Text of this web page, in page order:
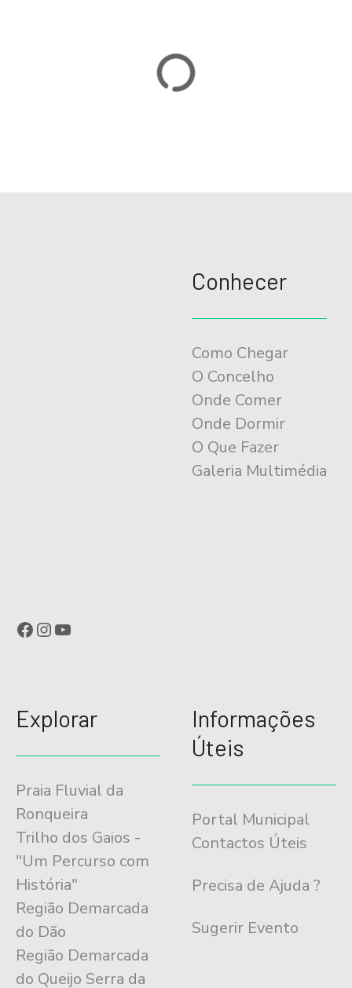
Facebook Instagram YouTube
Conhecer
Como Chegar
O Concelho
Onde Comer
Onde Dormir
O Que Fazer
Galeria Multimédia
Explorar
Praia Fluvial da
Ronqueira
Trilho dos Gaios -
"Um Percurso com
História"
Região Demarcada
do Dão
Região Demarcada
do Queijo Serra da
Informações
Úteis
Portal Municipal
Contactos Úteis
Precisa de Ajuda ?
Sugerir Evento